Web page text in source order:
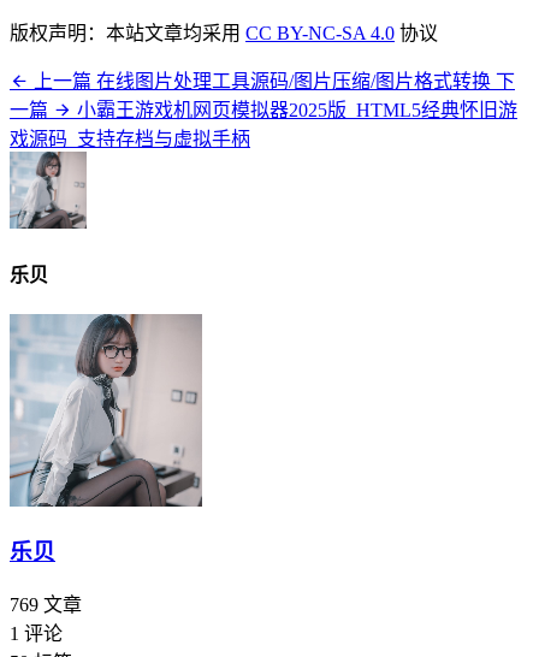
版权声明：本站文章均采用 CC BY-NC-SA 4.0 协议
上一篇 在线图片处理工具源码/图片压缩/图片格式转换 下
一篇
小霸王游戏机网页模拟器2025版_HTML5经典怀旧游
戏源码_支持存档与虚拟手柄
乐贝
乐贝
769 文章
1 评论